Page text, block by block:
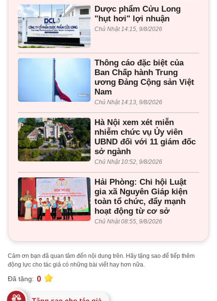
Dược phẩm Cửu Long
"hụt hơi" lợi nhuận
Chủ Nhật 14:15, 9/8/2026
Thông cáo đặc biệt của
Ban Chấp hành Trung
ương Đảng Cộng sản Việt
Nam
Chủ Nhật 14:13, 9/8/2026
Hà Nội xem xét miễn
nhiễm chức vụ Ủy viên
UBND đối với 11 giám đốc
sở ngành
Chủ Nhật 10:52, 9/8/2026
Hải Phòng: Chi hội Luật
gia xã Nguyên Giáp kiện
toàn tổ chức, đẩy mạnh
hoạt động từ cơ sở
Chủ Nhật 08:55, 9/8/2026
Cảm ơn bạn đã quan tâm đến nội dung trên. Hãy tặng sao để tiếp thêm
động lực cho tác giả có những bài viết hay hơn nữa.
Đã tặng: 0